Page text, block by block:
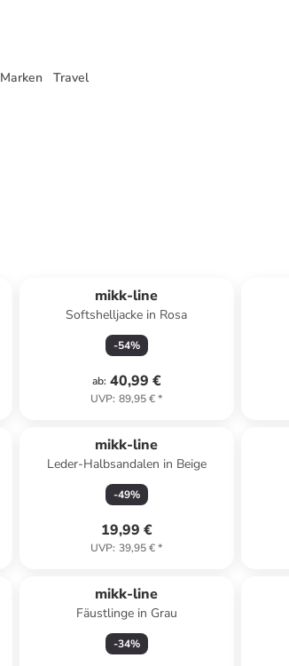
Marken Travel
mikk-line
Softshelljacke in Rosa
-54%
ab: 40,99 €
UVP: 89,95 €*
mikk-line
Leder-Halbsandalen in Beige
-49%
19,99 €
UVP: 39,95 €*
mikk-line
Fäustlinge in Grau
-34%